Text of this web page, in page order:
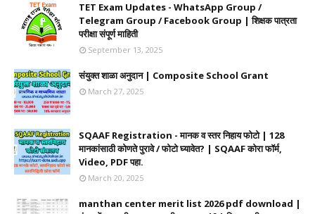
TET Exam Updates - WhatsApp Group /
Telegram Group / Facebook Group | शिक्षक पात्रता
परीक्षा संपूर्ण माहिती
September 13, 2025
संयुक्त शाळा अनुदान | Composite School Grant
March 27, 2025
SQAAF Registration - मानक व स्तर निहाय फोटो | 128
मानकांसाठी कोणते पुरावे / फोटो घ्यावेत? | SQAAF कोरा फॉर्म,
Video, PDF पहा.
March 20, 2025
manthan center merit list 2026 pdf download |